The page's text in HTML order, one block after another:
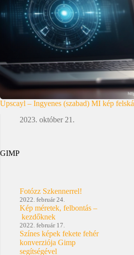
Upscayl – Ingyenes (szabad) MI kép
2023. október 21.
GIMP
Fotózz Szkennerrel!
2022. február 24.
Kép méretek, felbontás –
kezdőknek
2022. február 17.
Színes képek fekete fehér
konverziója Gimp
segítségével